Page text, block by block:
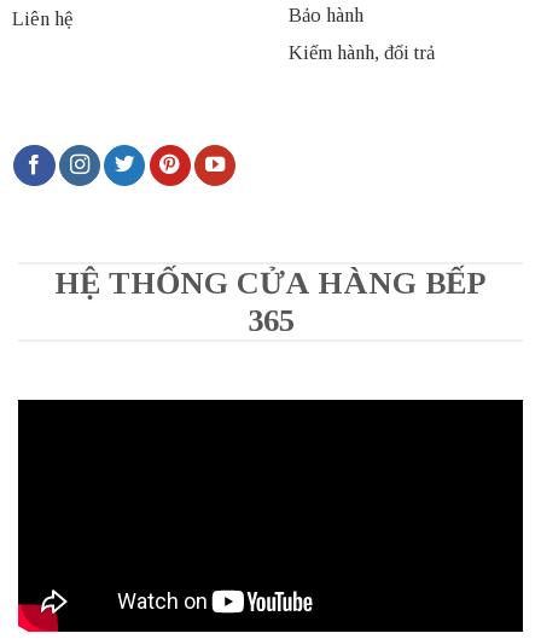
Liên hệ
Bảo hành
Kiểm hành, đổi trả
HỆ THỐNG CỬA HÀNG BẾP
365